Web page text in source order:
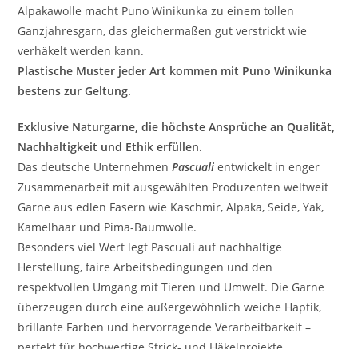
Alpakawolle macht Puno Winikunka zu einem tollen
Ganzjahresgarn, das gleichermaßen gut verstrickt wie
verhäkelt werden kann.
Plastische Muster jeder Art kommen mit Puno Winikunka
bestens zur Geltung.
Exklusive Naturgarne, die höchste Ansprüche an Qualität,
Nachhaltigkeit und Ethik erfüllen.
Das deutsche UnternehmenPascuali entwickelt in enger
Zusammenarbeit mit ausgewählten Produzenten weltweit
Garne aus edlen Fasern wie Kaschmir, Alpaka, Seide, Yak,
Kamelhaar und Pima-Baumwolle.
Besonders viel Wert legt Pascuali auf nachhaltige
Herstellung, faire Arbeitsbedingungen und den
respektvollen Umgang mit Tieren und Umwelt. Die Garne
überzeugen durch eine außergewöhnlich weiche Haptik,
brillante Farben und hervorragende Verarbeitbarkeit –